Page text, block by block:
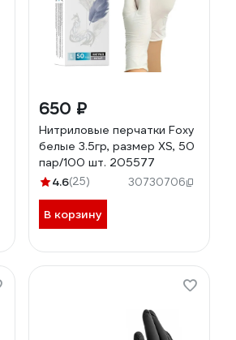
650 ₽
Нитриловые перчатки Foxy
белые 3.5гр, размер ХS, 50
пар/100 шт. 205577
4.6(25) 30730706
В корзину